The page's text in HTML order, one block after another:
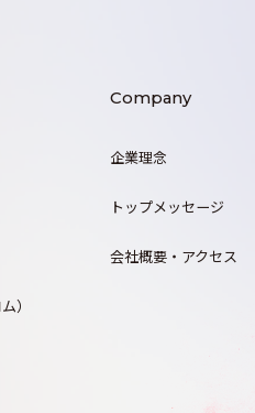
）
Company
企業理念
トップメッセージ
会社概要・アクセス